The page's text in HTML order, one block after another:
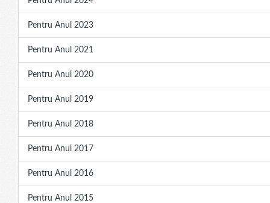
Pentru Anul 2023
Pentru Anul 2021
Pentru Anul 2020
Pentru Anul 2019
Pentru Anul 2018
Pentru Anul 2017
Pentru Anul 2016
Pentru Anul 2015